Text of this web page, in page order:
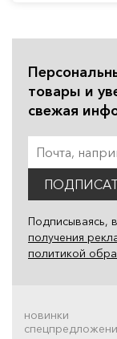
товары и
свежая
Подписываясь,
получения
политикой
новинки